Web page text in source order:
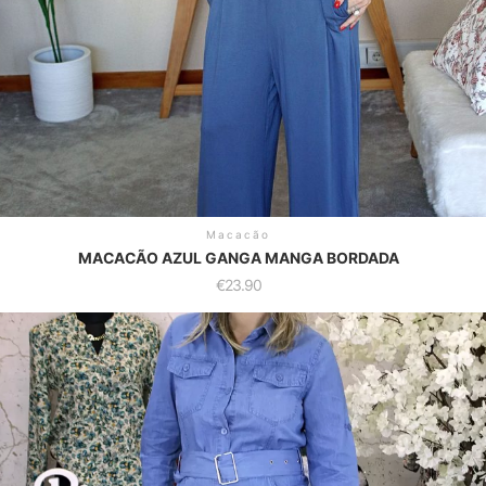
Macacão
MACACÃO AZUL GANGA MANGA BORDADA
€23.90